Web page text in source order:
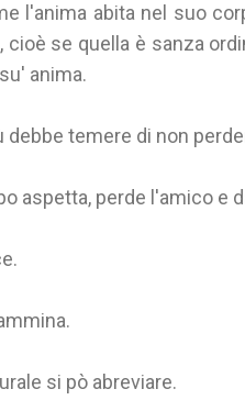
l'anima abita nel suo
cioè se quella è sanza
anima.
debbe temere di non
aspetta, perde l'amico e
si pò abreviare.